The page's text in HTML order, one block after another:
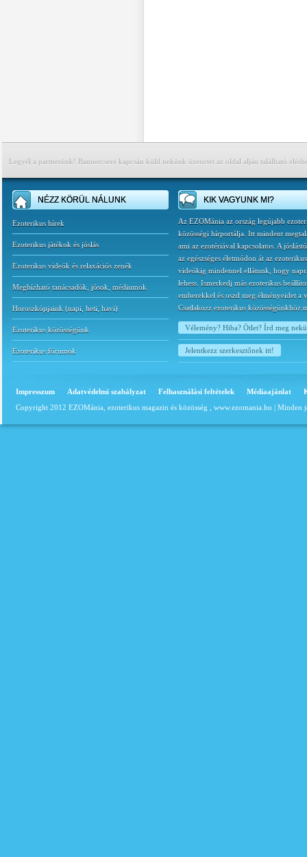
Legyél a partnerünk! Bannercsere kapcsán küld nekünk üzenetet az oldal alján található
NÉZZ KÖRÜL NÁLUNK
Ezoterikus hírek
Ezoterikus játékok és jóslás
Ezoterikus videók és relaxációs zenék
Megbízható tanácsadók, jósok, médiumok
Horoszkópjaink (napi heti havi)
Ezoterikus közösségünk
Ezoterikus fórumok
KIK VAGYUNK MI?
Az EZOMánia az ország legújabb
közösségi hírportálja. Itt mindent
ami az ezotériával kapcsolatos. A
az egészséges életmódon át az ezoterikus
videókig mindennel ellátunk, hogy
lehess. Ismerkedj más ezoterikus
emberekkel és oszd meg élményeidet a
Csatlakozz ezoterikus közösségünkhöz
Vélemény? Hiba? Ötlet? Írd meg
Jelentkezz szerkesztőnek itt!
Impresszum Adatvédelmi szabályzat Felhasználási feltételek Médiaajánlat
Copyright 2012 EZOMánia, ezoterikus magazin és közösség , www.ezomania.hu | Minden